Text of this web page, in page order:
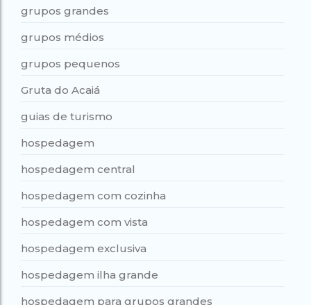
grupos grandes
grupos médios
grupos pequenos
Gruta do Acaiá
guias de turismo
hospedagem
hospedagem central
hospedagem com cozinha
hospedagem com vista
hospedagem exclusiva
hospedagem ilha grande
hospedagem para grupos grandes